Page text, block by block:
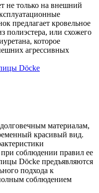
не только на внешний
предлагает кровельное
полиэстера, или схожего
которое
агрессивных
Döcke
материалам,
красивый вид.
при соблюдении правил ее
Döcke предъявляются
подхода к
соблюдением